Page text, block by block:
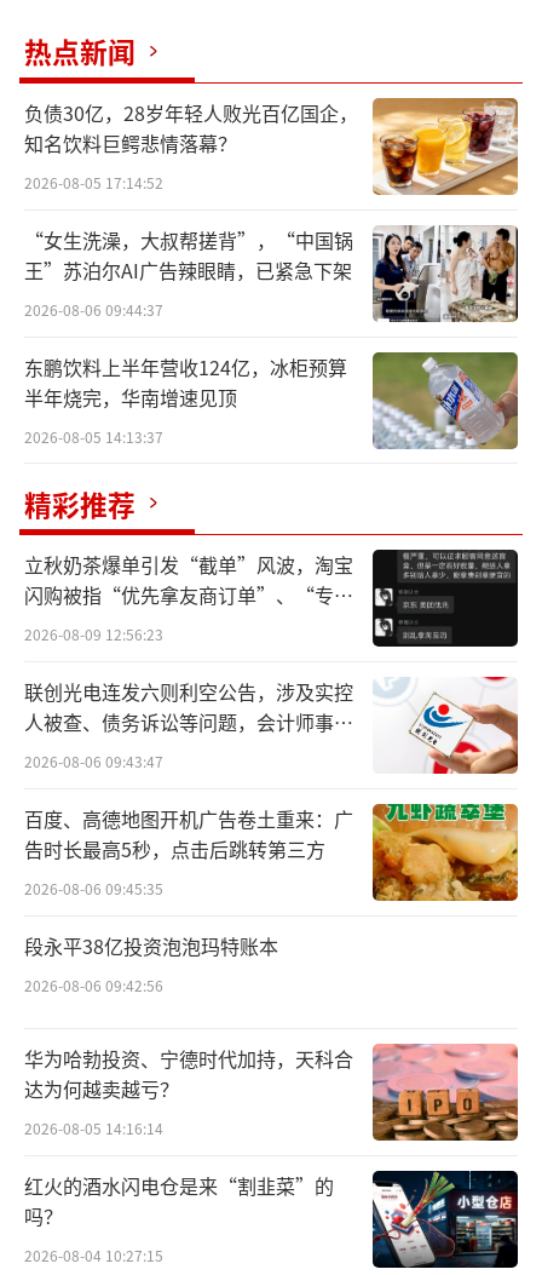
分化正在发生
文创白酒，顾名思义，是“文化+品牌+创
意”三合一的白酒产品。其通过现代工艺设计
理念和技术，将传统或现代文化和白酒品牌自
身文化相结合，实现两种文化的共融，从而创
造出全新的白酒产品。文创白酒并不是简单的
文化累加或复制，而是从中提取精华，实现产
品的再造与升级。
近几年时间中，文创白酒热度曾一度攀
能品牌增长。但在行业调整之大背景下，文创
白酒的“分化”也在悄然发生。
武汉华夏糖酒副食品有限公司董事长夏敬
荒提到，在今年整体形势的变化和影响下，文
创白酒的销量有所放缓，今年年初定的目标是
增长，但是在白酒淡季期间，市场还是表现得
差强人意。即使到了中秋旺期，也不如以前同
期的水平。他提到，一方面，商务宴请频次有
所下降；另一方面，老百姓消费有所降级。而
文创白酒定价普遍在标品之上，因此销售受到
不过，夏敬荒认为，名酒类的文创白酒需
消费者认为性价比特别高，送礼有面子”。
桃心岛商务公司常务副总丁杰持同样观
文创白酒也不如从前，但相对来看，还是名酒
类的文创白酒需求量高。
热点新闻
负债30亿，28岁年轻人败光百亿国企，
知名饮料巨鳄悲情落幕？
2026-08-05 17:14:52
“女生洗澡，大叔帮搓背”，“中国锅
王”苏泊尔AI广告辣眼睛，已紧急下架
2026-08-06 09:44:37
东鹏饮料上半年营收124亿，冰柜预算
半年烧完，华南增速见顶
2026-08-05 14:13:37
精彩推荐
立秋奶茶爆单引发“截单”风波，淘宝
闪购被指“优先拿友商订单”、“专挑
贵的拿”
2026-08-09 12:56:23
联创光电连发六则利空公告，涉及实控
人被查、债务诉讼等问题，会计师事务
所曾出具“保留意见”
2026-08-06 09:43:47
百度、高德地图开机广告卷土重来：广
告时长最高5秒，点击后跳转第三方
2026-08-06 09:45:35
段永平38亿投资泡泡玛特账本
2026-08-06 09:42:56
华为哈勃投资、宁德时代加持，天科合
达为何越卖越亏？
2026-08-05 14:16:14
红火的酒水闪电仓是来“割韭菜”的
吗？
2026-08-04 10:27:15